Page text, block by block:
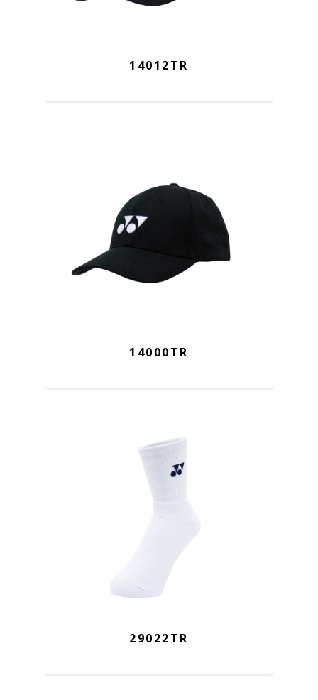
14012TR
14000TR
29022TR